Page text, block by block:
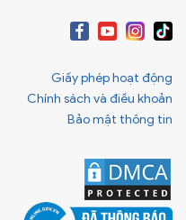
Giấy phép hoạt động
Chính sách và điều khoản
Bảo mật thông tin